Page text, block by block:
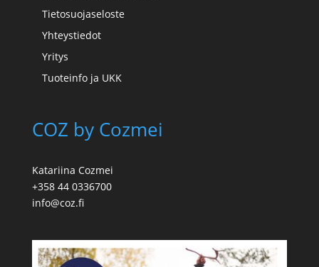
Tietosuojaseloste
Yhteystiedot
Yritys
Tuoteinfo ja UKK
COZ by Cozmei
Katariina Cozmei
+358 44 0336700
info@coz.fi